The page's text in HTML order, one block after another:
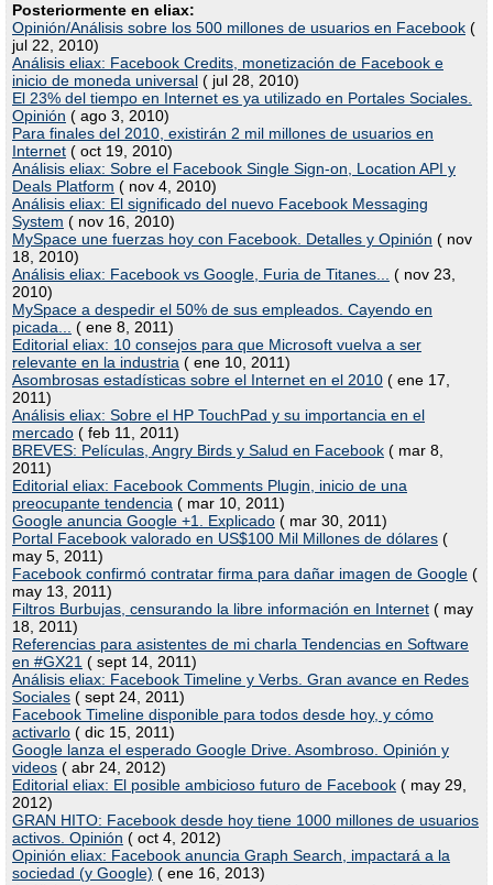
Posteriormente en eliax:
Opinión/Análisis sobre los 500 millones de usuarios en Facebook (
jul 22, 2010)
Análisis eliax: Facebook Credits, monetización de Facebook e
inicio de moneda universal ( jul 28, 2010)
El 23% del tiempo en Internet es ya utilizado en Portales Sociales.
Opinión ( ago 3, 2010)
Para finales del 2010, existirán 2 mil millones de usuarios en
Internet ( oct 19, 2010)
Análisis eliax: Sobre el Facebook Single Sign-on, Location API y
Deals Platform ( nov 4, 2010)
Análisis eliax: El significado del nuevo Facebook Messaging
System ( nov 16, 2010)
MySpace une fuerzas hoy con Facebook. Detalles y Opinión ( nov
18, 2010)
Análisis eliax: Facebook vs Google, Furia de Titanes...
( nov 23,
2010)
MySpace a despedir el 50% de sus empleados. Cayendo en
picada...
( ene 8, 2011)
Editorial eliax: 10 consejos para que Microsoft vuelva a ser
relevante en la industria ( ene 10, 2011)
Asombrosas estadísticas sobre el Internet en el 2010 ( ene 17,
2011)
Análisis eliax: Sobre el HP TouchPad y su importancia en el
mercado ( feb 11, 2011)
BREVES: Películas, Angry Birds y Salud en Facebook ( mar 8,
2011)
Editorial eliax: Facebook Comments Plugin, inicio de una
preocupante tendencia ( mar 10, 2011)
Google anuncia Google +1. Explicado ( mar 30, 2011)
Portal Facebook valorado en US$100 Mil Millones de dólares (
may 5, 2011)
Facebook confirmó contratar firma para dañar imagen de Google (
may 13, 2011)
Filtros Burbujas, censurando la libre información en Internet ( may
18, 2011)
Referencias para asistentes de mi charla Tendencias en Software
en #GX21 ( sept 14, 2011)
Análisis eliax: Facebook Timeline y Verbs. Gran avance en Redes
Sociales ( sept 24, 2011)
Facebook Timeline disponible para todos desde hoy, y cómo
activarlo ( dic 15, 2011)
Google lanza el esperado Google Drive. Asombroso. Opinión y
videos ( abr 24, 2012)
Editorial eliax: El posible ambicioso futuro de Facebook ( may 29,
2012)
GRAN HITO: Facebook desde hoy tiene 1000 millones de usuarios
activos. Opinión ( oct 4, 2012)
Opinión eliax: Facebook anuncia Graph Search, impactará a la
sociedad (y Google) ( ene 16, 2013)